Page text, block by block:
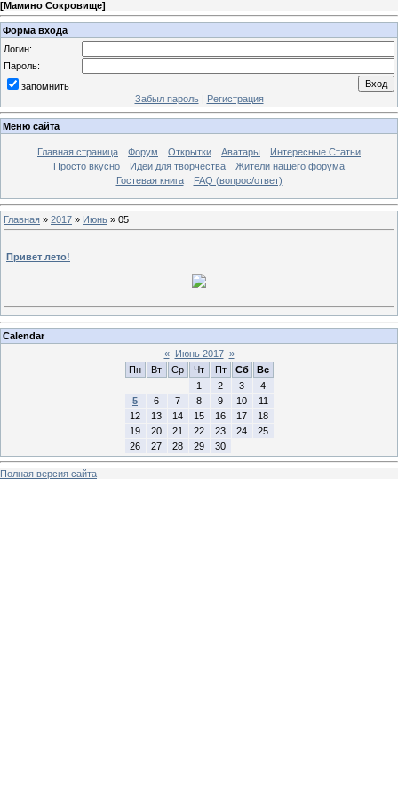
[Мамино Сокровище]
Форма входа
Логин:
Пароль:
запомнить
Забыл пароль| Регистрация
Меню сайта
Главная страница Форум Открытки Аватары
Интересные Статьи
Просто вкусно
Идеи для творчества
Жители нашего форума
Гостевая книга
FAQ (вопрос/ответ)
Главная » 2017 » Июнь » 05
Привет лето!
Calendar
«
Июнь 2017 »
Пн
Вт Ср Чт Пт Сб
Вс
1
2 3
4
5
6 7 8 9 10
11
12
13 14 15 16 17
18
19
20 21 22 23 24
25
26
27 28 29 30
Полная версия сайта